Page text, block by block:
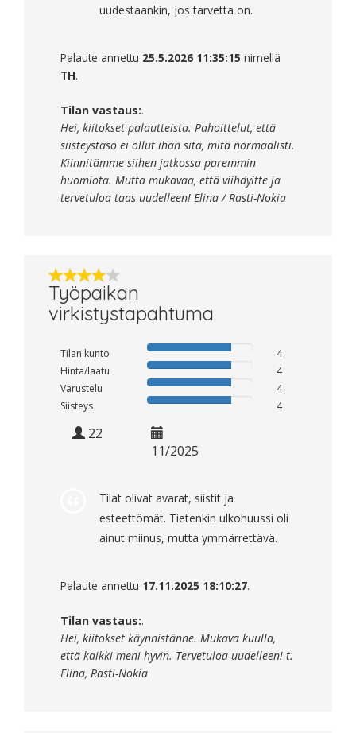
uudestaankin, jos tarvetta on.
Palaute annettu 25.5.2026 11:35:15 nimellä
TH.
Tilan vastaus:.
Hei, kiitokset palautteista. Pahoittelut, että
siisteystaso ei ollut ihan sitä, mitä normaalisti.
Kiinnitämme siihen jatkossa paremmin
huomiota. Mutta mukavaa, että viihdyitte ja
tervetuloa taas uudelleen! Elina / Rasti-Nokia
Työpaikan
virkistystapahtuma
Tilan kunto
4
Hinta/laatu
4
Varustelu
4
Siisteys
4
22
11/2025
Tilat olivat avarat, siistit ja
esteettömät. Tietenkin ulkohuussi oli
ainut miinus, mutta ymmärrettävä.
Palaute annettu 17.11.2025 18:10:27.
Tilan vastaus:.
Hei, kiitokset käynnistänne. Mukava kuulla,
että kaikki meni hyvin. Tervetuloa uudelleen! t.
Elina, Rasti-Nokia